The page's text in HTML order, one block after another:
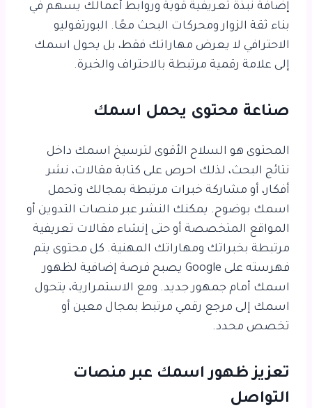
إضافة نبذة تعريفية قوية وروابط أعمالك يسهم في
بناء ثقة الزوار ومحركات البحث معًا. البورتفوليو
الاحترافي لا يعرض مهاراتك فقط، بل يحول اسمك
إلى علامة رقمية مرتبطة بالاحتراف والخبرة.
صناعة محتوى يحمل اسمك
المحتوى هو السلاح الأقوى لترسيخ اسمك داخل
نتائج البحث، لذلك احرص على كتابة مقالات، نشر
أفكار، أو مشاركة خبرات مرتبطة بمجالك وتحمل
اسمك بوضوح. يمكنك النشر عبر منصات التدوين أو
المواقع المتخصصة أو حتى إنشاء مقالات تعريفية
مرتبطة بخبراتك ومهاراتك المهنية. كل محتوى يتم
فهرسته على Google يصبح فرصة إضافية لظهور
اسمك أمام جمهور جديد. ومع الاستمرارية، يتحول
اسمك إلى مرجع رقمي مرتبط بمجال معين أو
تخصص محدد.
تعزيز ظهور اسمك عبر منصات
التواصل